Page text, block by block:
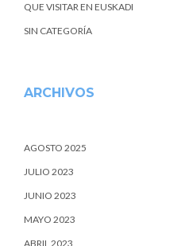
QUE VISITAR EN EUSKADI
SIN CATEGORÍA
ARCHIVOS
AGOSTO 2025
JULIO 2023
JUNIO 2023
MAYO 2023
ABRIL 2023